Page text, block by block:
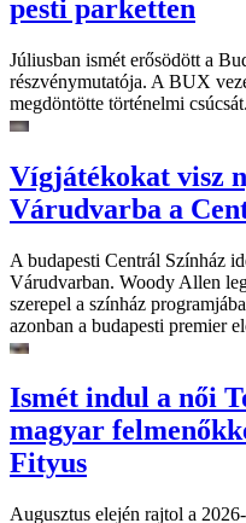
pesti parketten
Júliusban ismét erősödött a
részvénymutatója. A BUX
megdöntötte történelmi csúcsát.
Vígjátékokat visz
Várudvarba a
A budapesti Centrál Színház
Várudvarban. Woody Allen
szerepel a színház
azonban a budapesti premier
Ismét indul a női
magyar
Fityus
Augusztus elején rajtol a